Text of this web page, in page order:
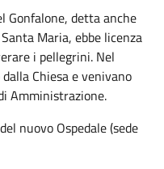
Gonfalone, detta anche
Maria, ebbe licenza
i pellegrini. Nel
Chiesa e venivano
Amministrazione.
nuovo Ospedale (sede